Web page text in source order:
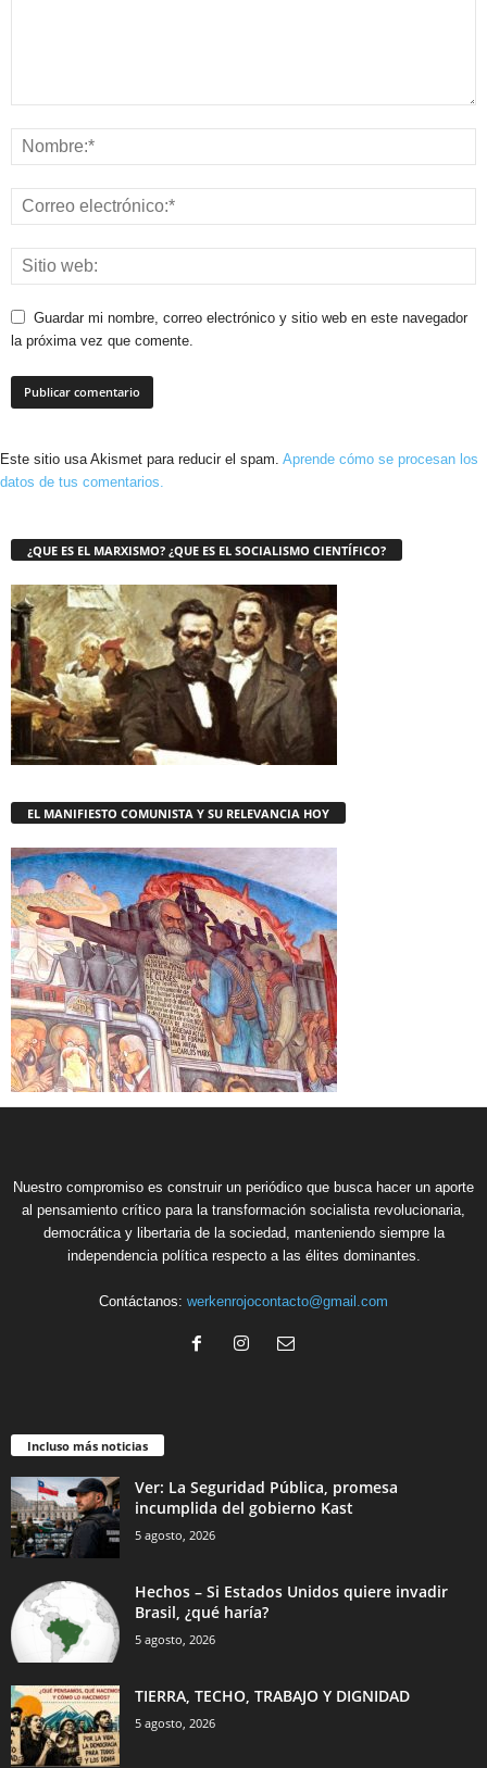
Guardar mi nombre, correo electrónico y sitio web en este navegador
la próxima vez que comente.
Este sitio usa Akismet para reducir el spam. Aprende cómo se procesan los
datos de tus comentarios.
¿QUE ES EL MARXISMO? ¿QUE ES EL SOCIALISMO CIENTÍFICO?
EL MANIFIESTO COMUNISTA Y SU RELEVANCIA HOY
Nuestro compromiso es construir un periódico que busca hacer un aporte
al pensamiento crítico para la transformación socialista revolucionaria,
democrática y libertaria de la sociedad, manteniendo siempre la
independencia política respecto a las élites dominantes.
Contáctanos: werkenrojocontacto@gmail.com
Incluso más noticias
Ver: La Seguridad Pública, promesa
incumplida del gobierno Kast
5 agosto, 2026
Hechos – Si Estados Unidos quiere invadir
Brasil, ¿qué haría?
5 agosto, 2026
TIERRA, TECHO, TRABAJO Y DIGNIDAD
5 agosto, 2026